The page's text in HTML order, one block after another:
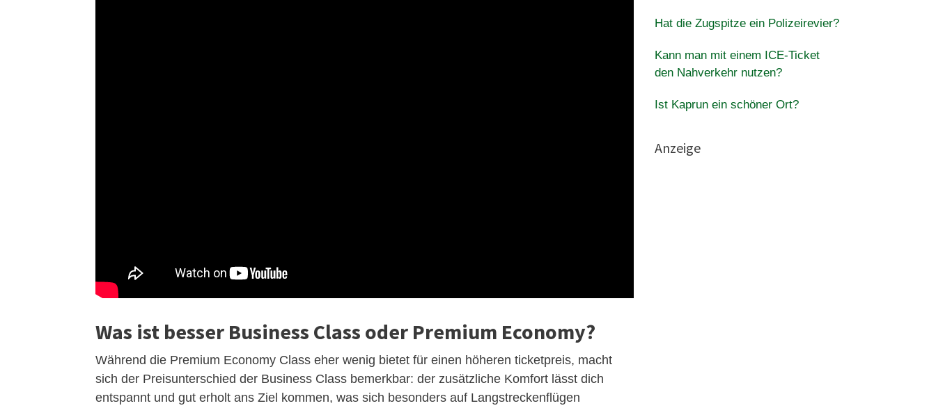
Was ist besser Business Class oder Premium Economy?
Während die Premium Economy Class eher wenig bietet für einen höheren ticketpreis, macht
sich der Preisunterschied der Business Class bemerkbar: der zusätzliche Komfort lässt dich
entspannt und gut erholt ans Ziel kommen, was sich besonders auf Langstreckenflügen
Hat die Zugspitze ein Polizeirevier?
Kann man mit einem ICE-Ticket
den Nahverkehr nutzen?
Ist Kaprun ein schöner Ort?
Anzeige